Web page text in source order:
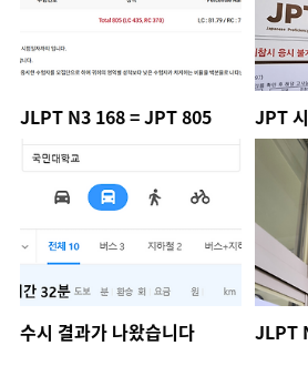
JLPT N3 168 = JPT 805 JPT
수시 결과가 나왔습니다 JLPT